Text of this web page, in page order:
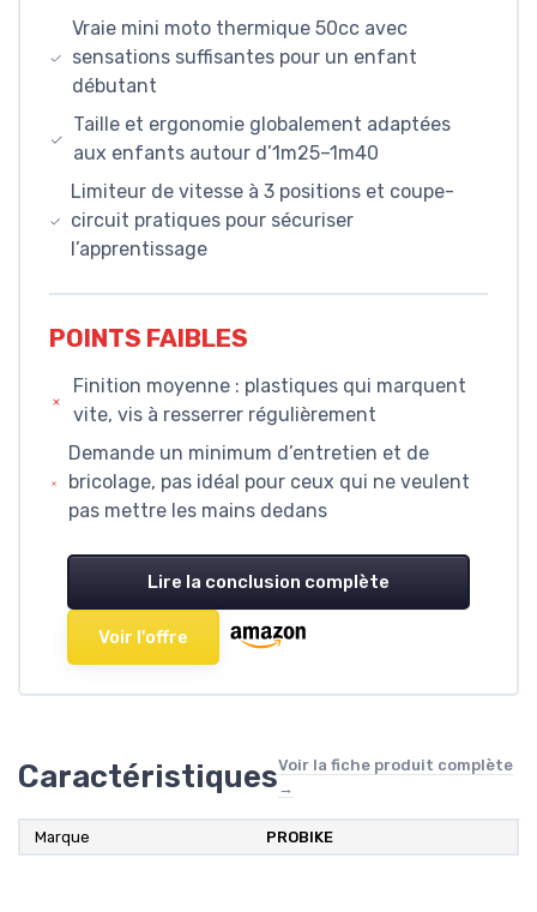
Vraie mini moto thermique 50cc avec
sensations suffisantes pour un enfant
débutant
Taille et ergonomie globalement adaptées
aux enfants autour d’1m25–1m40
Limiteur de vitesse à 3 positions et coupe-
circuit pratiques pour sécuriser
l’apprentissage
POINTS FAIBLES
Finition moyenne : plastiques qui marquent
vite, vis à resserrer régulièrement
Demande un minimum d’entretien et de
bricolage, pas idéal pour ceux qui ne veulent
pas mettre les mains dedans
Lire la conclusion complète
Voir l'offre
CaractéristiquesVoir la fiche produit complète
→
Marque PROBIKE